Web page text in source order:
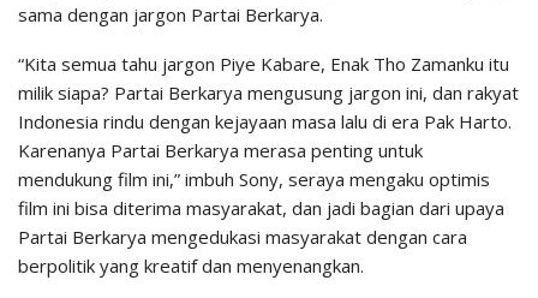
sama dengan jargon Partai Berkarya.
“Kita semua tahu jargon Piye Kabare, Enak Tho Zamanku itu
milik siapa? Partai Berkarya mengusung jargon ini, dan rakyat
Indonesia rindu dengan kejayaan masa lalu di era Pak Harto.
Karenanya Partai Berkarya merasa penting untuk
mendukung film ini,” imbuh Sony, seraya mengaku optimis
film ini bisa diterima masyarakat, dan jadi bagian dari upaya
Partai Berkarya mengedukasi masyarakat dengan cara
berpolitik yang kreatif dan menyenangkan.